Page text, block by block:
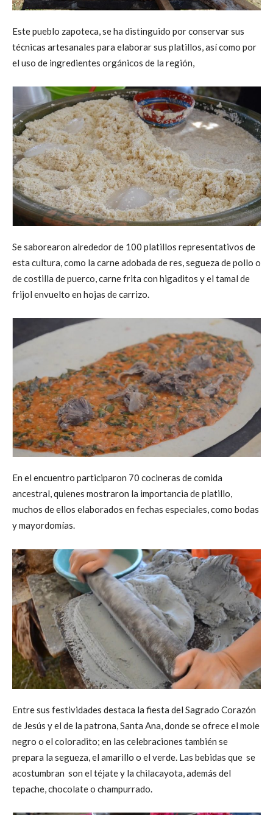
Este pueblo zapoteca, se ha distinguido por conservar sus
técnicas artesanales para elaborar sus platillos, así como por
el uso de ingredientes orgánicos de la región,
Se saborearon alrededor de 100 platillos representativos de
esta cultura, como la carne adobada de res, segueza de pollo o
de costilla de puerco, carne frita con higaditos y el tamal de
frijol envuelto en hojas de carrizo.
En el encuentro participaron 70 cocineras de comida
ancestral, quienes mostraron la importancia de platillo,
muchos de ellos elaborados en fechas especiales, como bodas
y mayordomías.
Entre sus festividades destaca la fiesta del Sagrado Corazón
de Jesús y el de la patrona, Santa Ana, donde se ofrece el mole
negro o el coloradito; en las celebraciones también se
prepara la segueza, el amarillo o el verde. Las bebidas que se
acostumbran son el téjate y la chilacayota, además del
tepache, chocolate o champurrado.